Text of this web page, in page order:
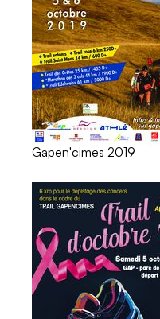
Gapen'cimes 2019